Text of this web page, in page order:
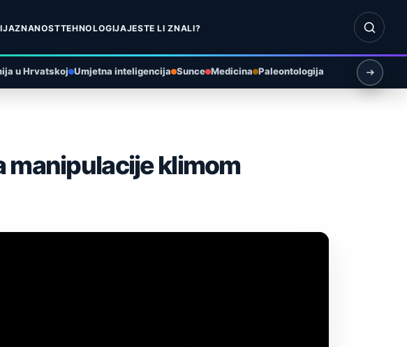
ZNANOSTTEHNOLOGIJAJESTE LI ZNALI?
Otvori
u Hrvatskoj Umjetna inteligencija Sunce Medicina Paleontologija
manipulacije klimom